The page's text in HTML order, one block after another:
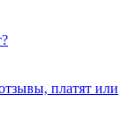
платят или